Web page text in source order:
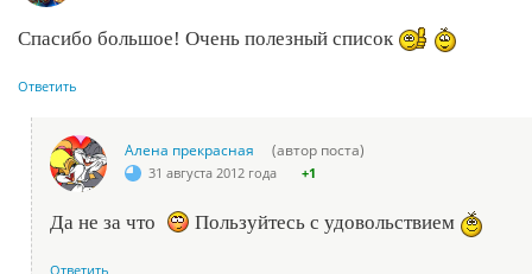
Спасибо большое! Очень полезный список
Ответить
Алена прекрасная (автор поста)
31 августа 2012 года +1
Да не за что Пользуйтесь с удовольствием
Ответить